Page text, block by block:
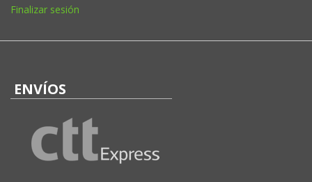
Finalizar sesión
ENVÍOS